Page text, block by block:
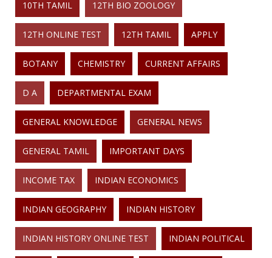
10TH TAMIL 12TH BIO ZOOLOGY
12TH ONLINE TEST 12TH TAMIL APPLY
BOTANY CHEMISTRY CURRENT AFFAIRS
D A DEPARTMENTAL EXAM
GENERAL KNOWLEDGE GENERAL NEWS
GENERAL TAMIL IMPORTANT DAYS
INCOME TAX INDIAN ECONOMICS
INDIAN GEOGRAPHY INDIAN HISTORY
INDIAN HISTORY ONLINE TEST INDIAN POLITICAL